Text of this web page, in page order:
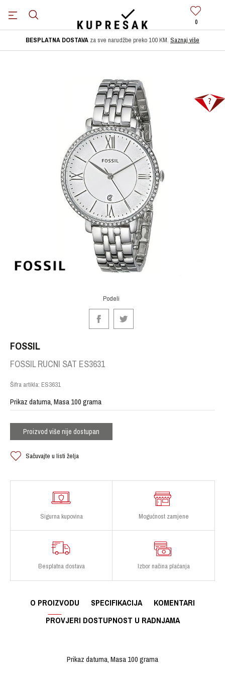
0
BESPLATNA DOSTAVA za sve narudžbe preko 100 KM. Saznaj više
Podeli
FOSSIL
FOSSIL RUCNI SAT ES3631
Šifra artikla: ES3631
Prikaz datuma, Masa 100 grama
Proizvod više nije dostupan
Sačuvajte u listi želja
Sigurna kupovina Mogućnost zamjene
Besplatna dostava Izbor načina plaćanja
O PROIZVODU SPECIFIKACIJA
KOMENTARI
PROVJERI DOSTUPNOST U RADNJAMA
Prikaz datuma, Masa 100 grama